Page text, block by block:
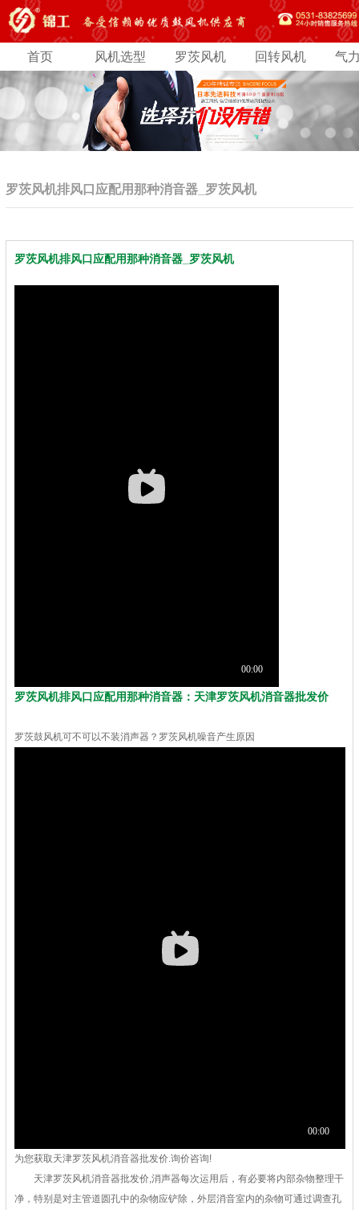
首页 风机选型 罗茨风机 回转风机 气
罗茨风机排风口应配用那种消音器_罗茨风机
罗茨风机排风口应配用那种消音器_罗茨风机
罗茨风机排风口应配用那种消音器：天津罗茨风机消音器批发价
罗茨鼓风机可不可以不装消声器？罗茨风机噪音产生原因
为您获取天津罗茨风机消音器批发价.询价咨询!
天津罗茨风机消音器批发价,消声器每次运用后，有必要将内部杂物整理干
净，特别是对主管道圆孔中的杂物应铲除，外层消音室内的杂物可通过调查孔